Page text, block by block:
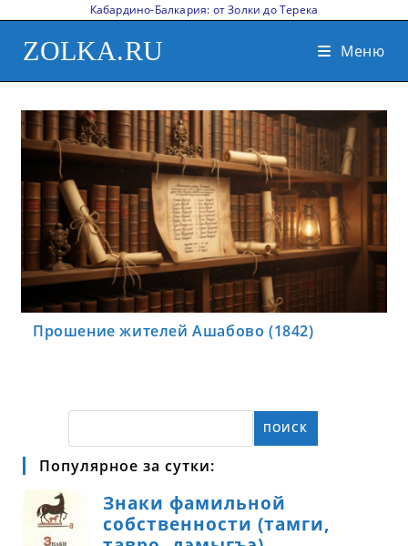
Кабардино-Балкария: от Золки до Терека
ZOLKA.RU Меню
Прошение жителей Ашабово (1842)
ПОИСК
Популярное за сутки: